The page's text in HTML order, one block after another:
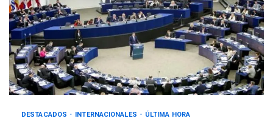
DESTACADOS INTERNACIONALES ÚLTIMA HORA
DEPORTES
TITULARES
ÚLTIMA HORA